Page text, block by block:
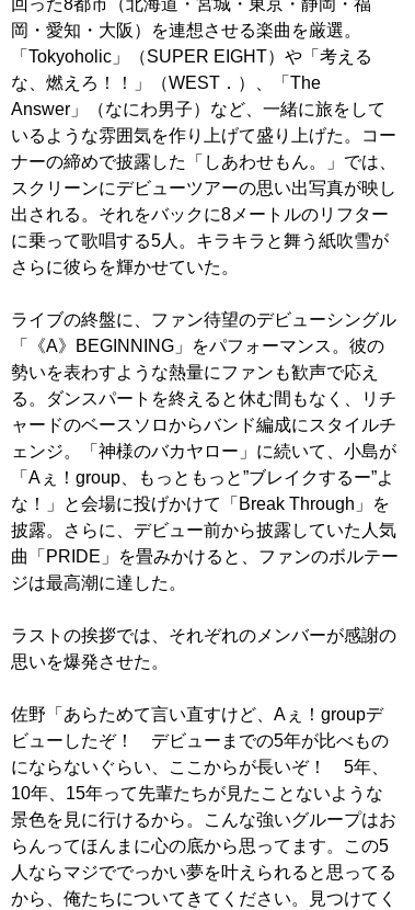
回った8都市（北海道・宮城・東京・静岡・福
岡・愛知・大阪）を連想させる楽曲を厳選。
「Tokyoholic」（SUPER EIGHT）や「考える
な、燃えろ！！」（WEST．）、「The
Answer」（なにわ男子）など、一緒に旅をして
いるような雰囲気を作り上げて盛り上げた。コー
ナーの締めで披露した「しあわせもん。」では、
スクリーンにデビューツアーの思い出写真が映し
出される。それをバックに8メートルのリフター
に乗って歌唱する5人。キラキラと舞う紙吹雪が
さらに彼らを輝かせていた。
ライブの終盤に、ファン待望のデビューシングル
「《A》BEGINNING」をパフォーマンス。彼の
勢いを表わすような熱量にファンも歓声で応え
る。ダンスパートを終えると休む間もなく、リチ
ャードのベースソロからバンド編成にスタイルチ
ェンジ。「神様のバカヤロー」に続いて、小島が
「Aぇ！group、もっともっと”ブレイクするー”よ
な！」と会場に投げかけて「Break Through」を
披露。さらに、デビュー前から披露していた人気
曲「PRIDE」を畳みかけると、ファンのボルテー
ジは最高潮に達した。
ラストの挨拶では、それぞれのメンバーが感謝の
思いを爆発させた。
佐野「あらためて言い直すけど、Aぇ！groupデ
ビューしたぞ！ デビューまでの5年が比べもの
にならないぐらい、ここからが長いぞ！ 5年、
10年、15年って先輩たちが見たことないような
景色を見に行けるから。こんな強いグループはお
らんってほんまに心の底から思ってます。この5
人ならマジででっかい夢を叶えられると思ってる
から、俺たちについてきてください。見つけてく